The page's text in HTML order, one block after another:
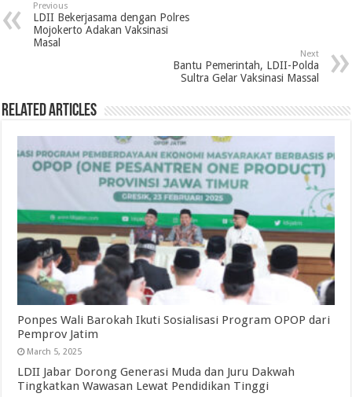
Previous
LDII Bekerjasama dengan Polres
Mojokerto Adakan Vaksinasi
Masal
Next
Bantu Pemerintah, LDII-Polda
Sultra Gelar Vaksinasi Massal
Related Articles
Ponpes Wali Barokah Ikuti Sosialisasi Program OPOP dari
Pemprov Jatim
March 5, 2025
LDII Jabar Dorong Generasi Muda dan Juru Dakwah
Tingkatkan Wawasan Lewat Pendidikan Tinggi